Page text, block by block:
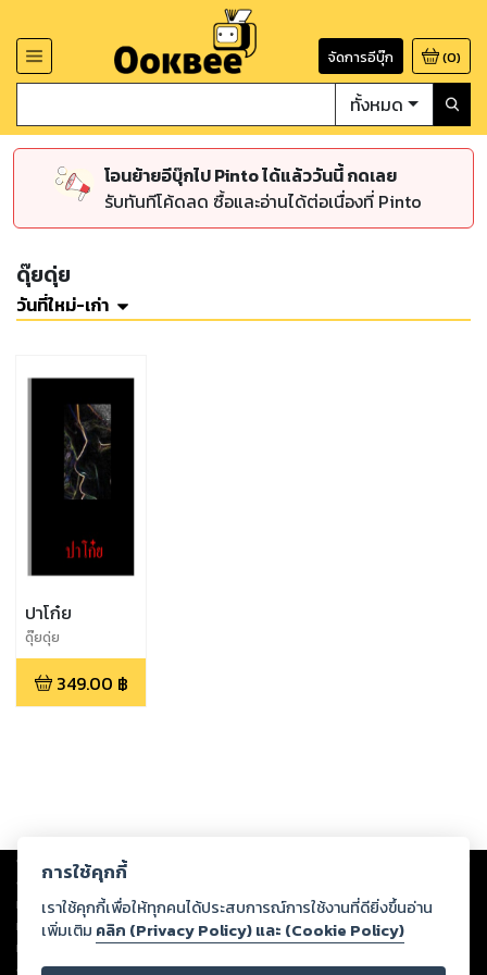
จัดการอีบุ๊ก (0)
ทั้งหมด
โอนย้ายอีบุ๊กไป Pinto ได้แล้ววันนี้ กดเลย
รับทันทีโค้ดลด ซื้อและอ่านได้ต่อเนื่องที่ Pinto
ดุ๊ยดุ่ย
วันที่ใหม่-เก่า
ปาโก๋ย
ดุ๊ยดุ่ย
349.00 ฿
Copyright © 2026
ต่อผลงานหรือเนื้อหาใดที่อัปโหลดผ่านเว็บไซต์และปรากฏว่าละเมิดสิทธิใน
ทรัพย์สินทางปัญญาของบุคคลอื่นหรือขัดต่อกฎหมายและศีลธรรม ดังนั้น ผู้อ่าน
ทุกท่านโปรดใช้วิจารณญาณในการกลั่นกรองด้วยตนเอง และหากท่านพบว่าส่วน
หนึ่งส่วนใดขัดต่อกฎหมายและศีลธรรม กรุณาแจ้งมายังบริษัท เพื่อทีมงานจะได้
ดำเนินการในทันที ทั้งนี้ ทางสตอรี่ล็อกขอสงวนลิขสิทธิ์ตามพระราชบัญญัติ
การใช้คุกกี้
เราใช้คุกกี้เพื่อให้ทุกคนได้ประสบการณ์การใช้งานที่ดียิ่งขึ้นอ่าน
เพิ่มเติม คลิก (Privacy Policy) และ (Cookie Policy)